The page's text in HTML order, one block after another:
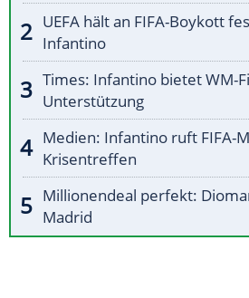
UEFA hält an FIFA-Boykott
Infantino
Times: Infantino bietet WM-
Unterstützung
Medien: Infantino ruft FIFA-
Krisentreffen
Millionendeal perfekt:
Madrid